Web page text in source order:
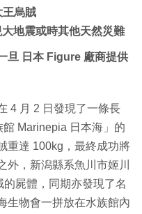
王烏賊
地震或時其他天然災難
旦 日本 Figure 廠商提供
4 月 2 日發現了一條長
Marinepia 日本海」的
重達 100kg，最終成功將
，新潟縣系魚川市姬川
屍體，同期亦發現了名
生物會一拼放在水族館內